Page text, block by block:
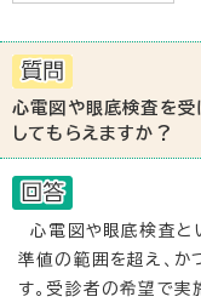
心電図や眼底検査を受
してもらえますか？
心電図や眼底検査と
準値の範囲を超え、か
す。受診者の希望で実